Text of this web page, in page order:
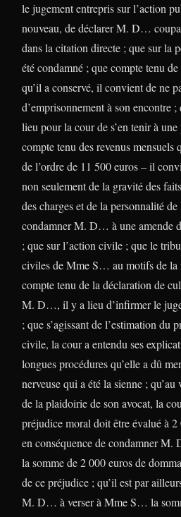
le jugement entrepris sur l’action
nouveau, de déclarer M. D…
dans la citation directe ; que sur la
été condamné ; que compte tenu
qu’il a conservé, il convient de ne
d’emprisonnement à son encontre
lieu pour la cour de s’en tenir à une
compte tenu des revenus mensuels
de l’ordre de 11 500 euros – il
non seulement de la gravité des
des charges et de la personnalité
condamner M. D… à une amende
; que sur l’action civile ; que le
civiles de Mme S… au motifs de la
compte tenu de la déclaration de
M. D…, il y a lieu d’infirmer le
; que s’agissant de l’estimation du
civile, la cour a entendu ses
longues procédures qu’elle a dû
nerveuse qui a été la sienne ;
de la plaidoirie de son avocat, la
préjudice moral doit être évalué à
en conséquence de condamner
la somme de 2 000 euros de
de ce préjudice ; qu’il est par
M. D… à verser à Mme S… la